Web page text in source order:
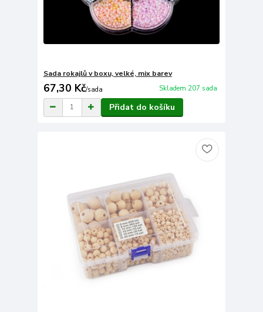
Sada rokajlů v boxu, velké, mix barev
67,30 Kč/sada Skladem 207 sada
Přidat do košíku